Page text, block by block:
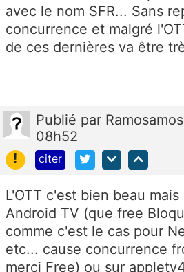
avec le nom SFR... Sans
concurrence et malgré
de ces dernières va être
Publié par Ramosamos
08h52
!
citer
L'OTT c'est bien beau
Android TV (que free
comme c'est le cas pour
etc... cause concurrence
merci Free) ou sur